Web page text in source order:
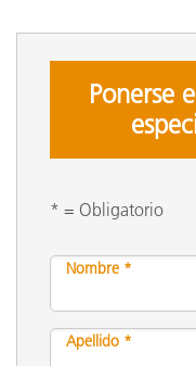
Ponerse
* = Obligatorio
Nombre *
Apellido *